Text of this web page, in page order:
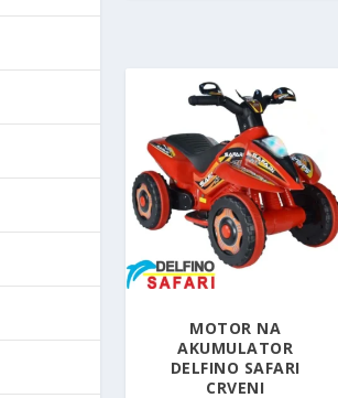
MOTOR NA
AKUMULATOR
DELFINO SAFARI
CRVENI